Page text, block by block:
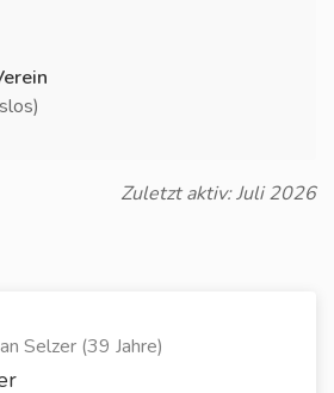
Zuletzt aktiv: Juli 2026
Selzer (39 Jahre)